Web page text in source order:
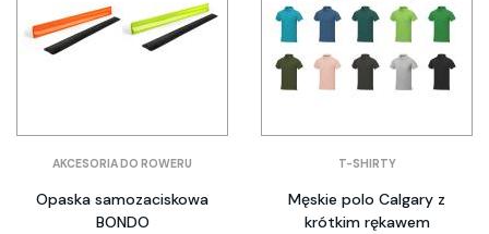
AKCESORIA DO ROWERU
Opaska samozaciskowa
BONDO
T-SHIRTY
Męskie polo Calgary z
krótkim rękawem